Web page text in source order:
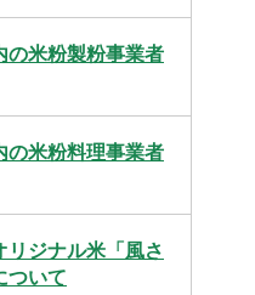
の米粉製粉事業者
の米粉料理事業者
リジナル米「風さ
ついて